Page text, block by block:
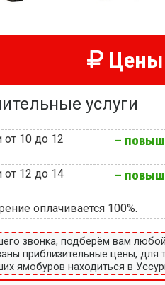
Цены
услуги
от 10 до 12
–
от 12 до 14
–
оплачивается 100%.
звонка, подберём вам
приблизительные цены,
ямобуров находиться в